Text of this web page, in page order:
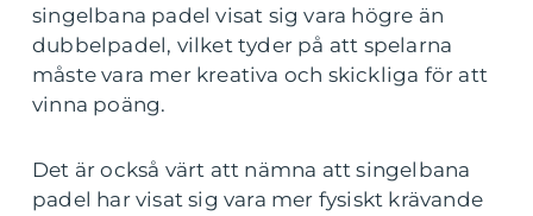
singelbana padel visat sig vara högre än
dubbelpadel, vilket tyder på att spelarna
måste vara mer kreativa och skickliga för att
vinna poäng.
Det är också värt att nämna att singelbana
padel har visat sig vara mer fysiskt krävande